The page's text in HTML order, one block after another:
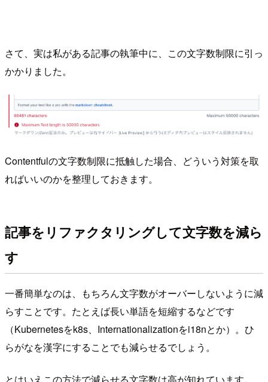
さて、実は私がある記事の執筆中に、この文字数制限に引っ
かかりました。
Contentfulの文字数制限に抵触した場合、どういう対策を取
ればいいのかを整理しておきます。
記事をリファクタリングして文字数を減ら
す
一番簡単なのは、もちろん文字数がオーバーしないように減
らすことです。たとえば長い単語を短縮するなどです
（Kubernetesをk8s、Internationalizationをi18nとか）。ひ
らがなを漢字にすることでも減らせるでしょう。
とはいえこの方法で減らせる文字数は高が知れています。